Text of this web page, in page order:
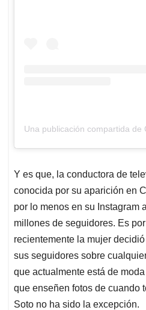
Una publicación compartida
Y es que, la conductora de
conocida por su aparición en
por lo menos en su Instagram
millones de seguidores. Es
recientemente la mujer
sus seguidores sobre
que actualmente está de
que enseñen fotos de cuando
Soto no ha sido la excepción.